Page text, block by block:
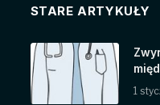
STARE ARTYKUŁY
1